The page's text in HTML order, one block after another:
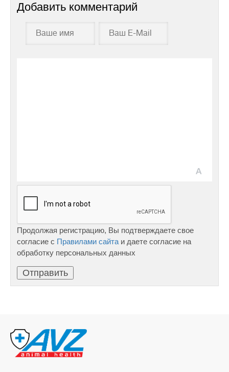
Добавить комментарий
Продолжая регистрацию, Вы подтверждаете свое
согласие с Правилами сайта и даете согласие на
обработку персональных данных